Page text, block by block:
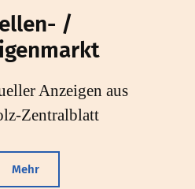
/
Anzeigen aus
Zentralblatt
Mehr